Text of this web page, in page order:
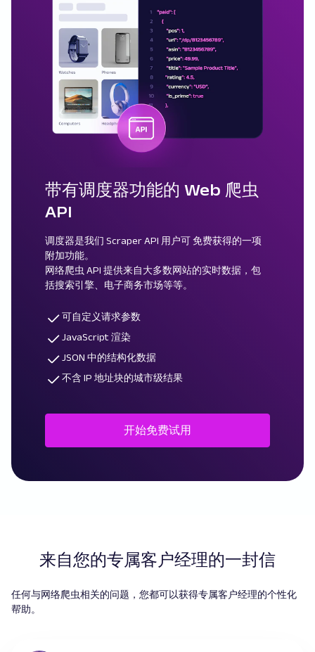
带有调度器功能的 Web 爬虫
API
调度器是我们 Scraper API 用户可免费获得的一项
附加功能。
网络爬虫 API 提供来自大多数网站的实时数据，包
括搜索引擎、电子商务市场等等。
可自定义请求参数
JavaScript 渲染
JSON 中的结构化数据
不含 IP 地址块的城市级结果
开始免费试用
来自您的专属客户经理的一封信
任何与网络爬虫相关的问题，您都可以获得专属客户经理的个性化
帮助。